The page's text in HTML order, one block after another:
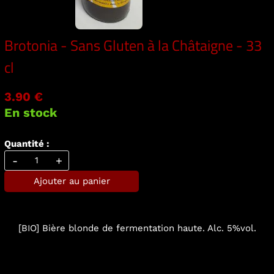
Brotonia - Sans Gluten à la Châtaigne - 33
cl
3.90 €
En stock
Quantité :
- +
Ajouter au panier
[BIO] Bière blonde de fermentation haute. Alc. 5%vol.